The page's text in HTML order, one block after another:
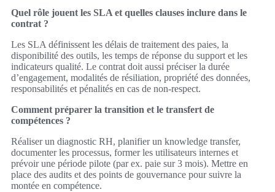
Quel rôle jouent les SLA et quelles clauses inclure dans le
contrat ?
Les SLA définissent les délais de traitement des paies, la
disponibilité des outils, les temps de réponse du support et les
indicateurs qualité. Le contrat doit aussi préciser la durée
d’engagement, modalités de résiliation, propriété des données,
responsabilités et pénalités en cas de non-respect.
Comment préparer la transition et le transfert de
compétences ?
Réaliser un diagnostic RH, planifier un knowledge transfer,
documenter les processus, former les utilisateurs internes et
prévoir une période pilote (par ex. paie sur 3 mois). Mettre en
place des audits et des points de gouvernance pour suivre la
montée en compétence.